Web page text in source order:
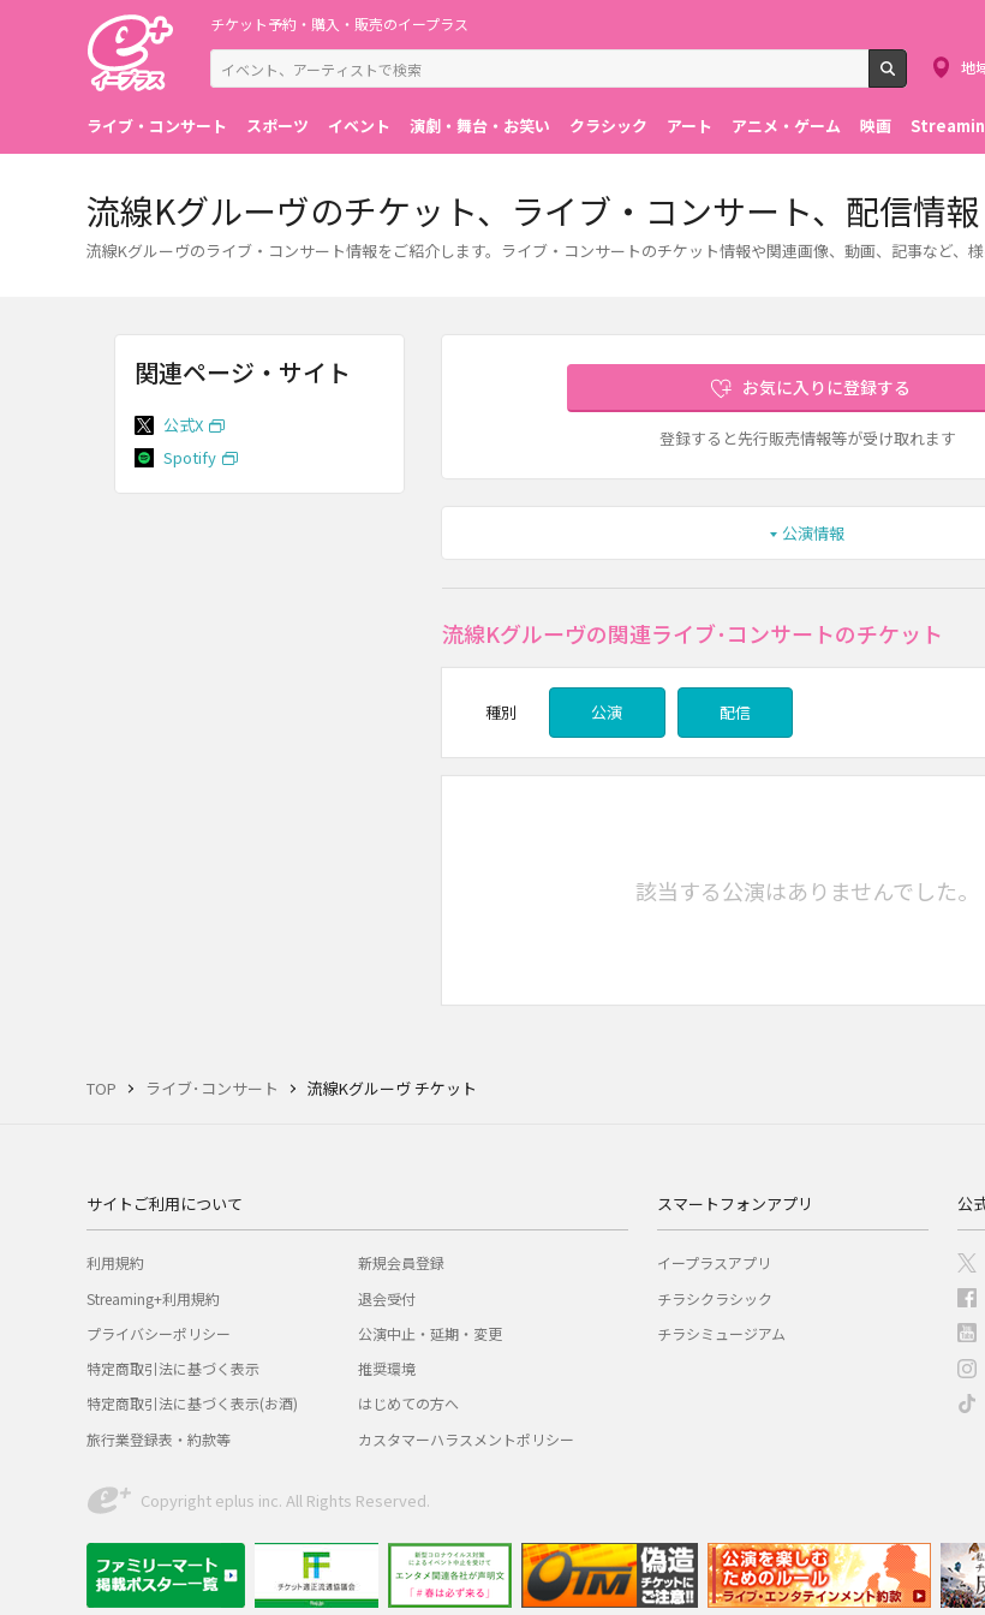
チケット予約・購入・販売のイープラス
検索
地
ライブ・コンサート スポーツ イベント 演劇・舞台・お笑い クラシック アート アニメ・ゲーム 映画
TOP ライブ･コンサート 流線Kグルーヴ チケット
流線Kグルーヴのチケット、ライブ・コンサート、配信情報
流線Kグルーヴのライブ・コンサート情報をご紹介します。ライブ・コンサートのチケット情報や関連画像、動画、記事など、
お気に入りに登録する
登録すると先行販売情報等が受け取れます
公演情報
流線Kグルーヴの関連ライブ･コンサートのチケット
種別 公演 配信
該当する公演はありませんでした。
関連ページ・サイト
公式X
Spotify
サイトご利用について
利用規約
Streaming+利用規約
プライバシーポリシー
特定商取引法に基づく表示
特定商取引法に基づく表示(お酒)
旅行業登録表・約款等
新規会員登録
退会受付
公演中止・延期・変更
推奨環境
はじめての方へ
カスタマーハラスメントポリシー
スマートフォンアプリ
イープラスアプリ
チラシクラシック
チラシミュージアム
公
Copyright eplus inc. All Rights Reserved.